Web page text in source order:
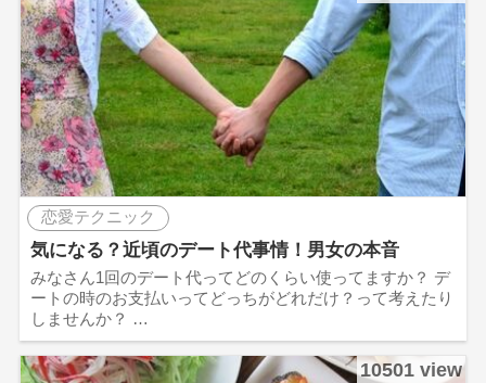
恋愛テクニック
気になる？近頃のデート代事情！男女の本音
みなさん1回のデート代ってどのくらい使ってますか？ デ
ートの時のお支払いってどっちがどれだけ？って考えたり
しませんか？ …
10501 view